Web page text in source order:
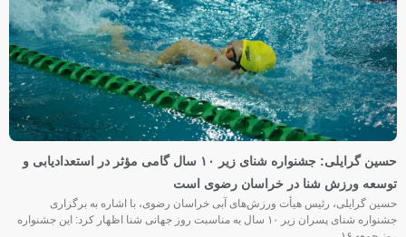
حسین گرایلی: جشنواره شنای زیر ۱۰ سال گامی مؤثر در استعدادیابی و
توسعه ورزش شنا در خراسان رضوی است
حسین گرایلی، رئیس هیأت ورزش‌های آبی خراسان رضوی، با اشاره به برگزاری
جشنواره شنای پسران زیر ۱۰ سال به مناسبت روز جهانی شنا اظهار کرد: این جشنواره